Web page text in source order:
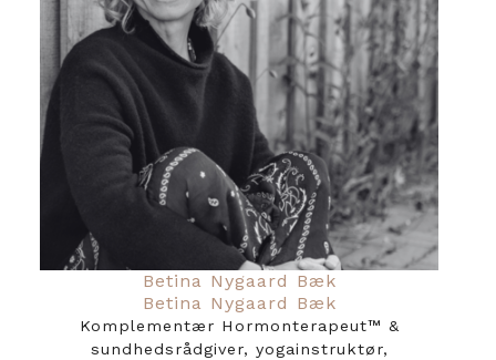
Betina Nygaard Bæk
Betina Nygaard Bæk
Komplementær Hormonterapeut™️ &
sundhedsrådgiver, yogainstruktør,